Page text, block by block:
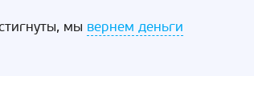
мы вернем деньги